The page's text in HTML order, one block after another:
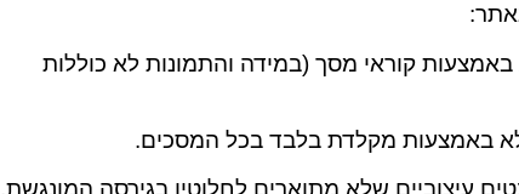
באמצעות קוראי מסך (במידה והתמונות לא כוללות
באמצעות מקלדת בלבד בכל המסכים.
עיצוביים שלא מתוארים לחלוטין בגירסה המונגשת.